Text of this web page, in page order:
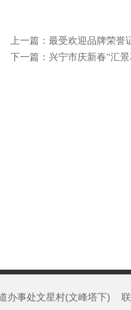
上一篇： 最受欢迎品牌荣誉
下一篇： 兴宁市庆新春“汇
办事处文星村(文峰塔下)